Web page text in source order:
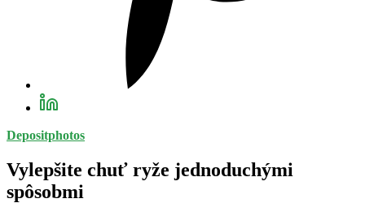
Depositphotos
Vylepšite chuť ryže jednoduchými
spôsobmi